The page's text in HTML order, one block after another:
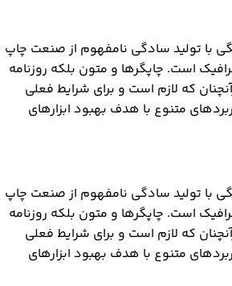
با تولید سادگی نامفهوم از صنعت چاپ
است. چاپگرها و متون بلکه روزنامه
که لازم است و برای شرایط فعلی
متنوع با هدف بهبود ابزارهای
با تولید سادگی نامفهوم از صنعت چاپ
است. چاپگرها و متون بلکه روزنامه
که لازم است و برای شرایط فعلی
متنوع با هدف بهبود ابزارهای